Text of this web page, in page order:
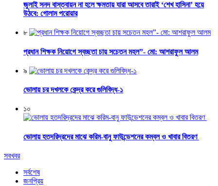
জুলাই সনদ বাস্তবায়ন না হলে ক্ষমতায় যারা আসবে তারাই ‘শেখ হাসিনা’ হয়ে
উঠবে: গোলাম পরোয়ার
৮
প্রধান শিক্ষক নিয়োগে স্বচ্ছতা চায় সচেতন মহল”- মো: আশরাফুল আলম
৯
ভোলায় চর দখলকে কেন্দ্র করে গুলিবিদ্ধ-১
১০
ভোলায় হতদরিদ্রদের মাঝে করিম-বানু ফাউন্ডেশনের কম্বল ও খাবার বিতরণ
সবখবর
সর্বশেষ
জনপ্রিয়